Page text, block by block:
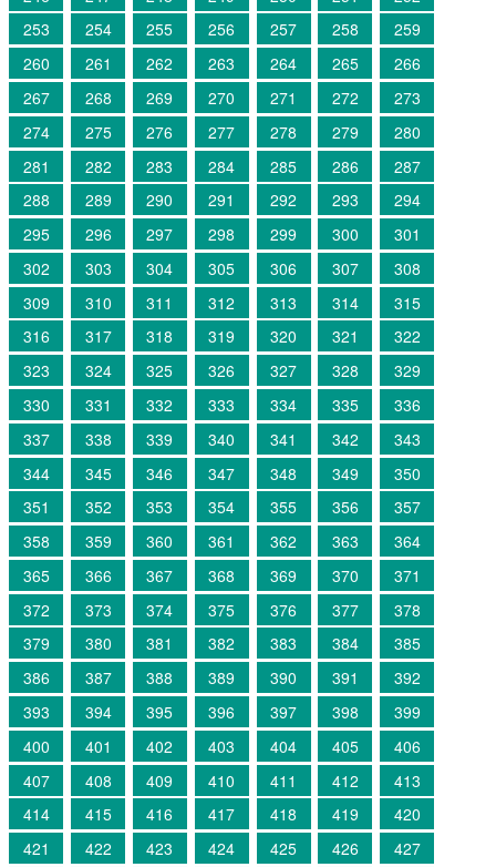
253
254 255 256 257 258
259
260
261 262 263 264 265
266
267
268 269 270 271 272
273
274
275 276 277 278 279
280
281
282 283 284 285 286
287
288
289 290 291 292 293
294
295
296 297 298 299 300
301
302
303 304 305 306 307
308
309
310 311 312 313 314
315
316
317 318 319 320 321
322
323
324 325 326 327 328
329
330
331 332 333 334 335
336
337
338 339 340 341 342
343
344
345 346 347 348 349
350
351
352 353 354 355 356
357
358
359 360 361 362 363
364
365
366 367 368 369 370
371
372
373 374 375 376 377
378
379
380 381 382 383 384
385
386
387 388 389 390 391
392
393
394 395 396 397 398
399
400
401 402 403 404 405
406
407
408 409 410 411 412
413
414
415 416 417 418 419
420
421
422 423 424 425 426
427